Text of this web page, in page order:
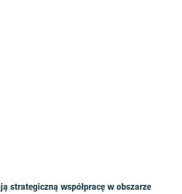
strategiczną współpracę w obszarze